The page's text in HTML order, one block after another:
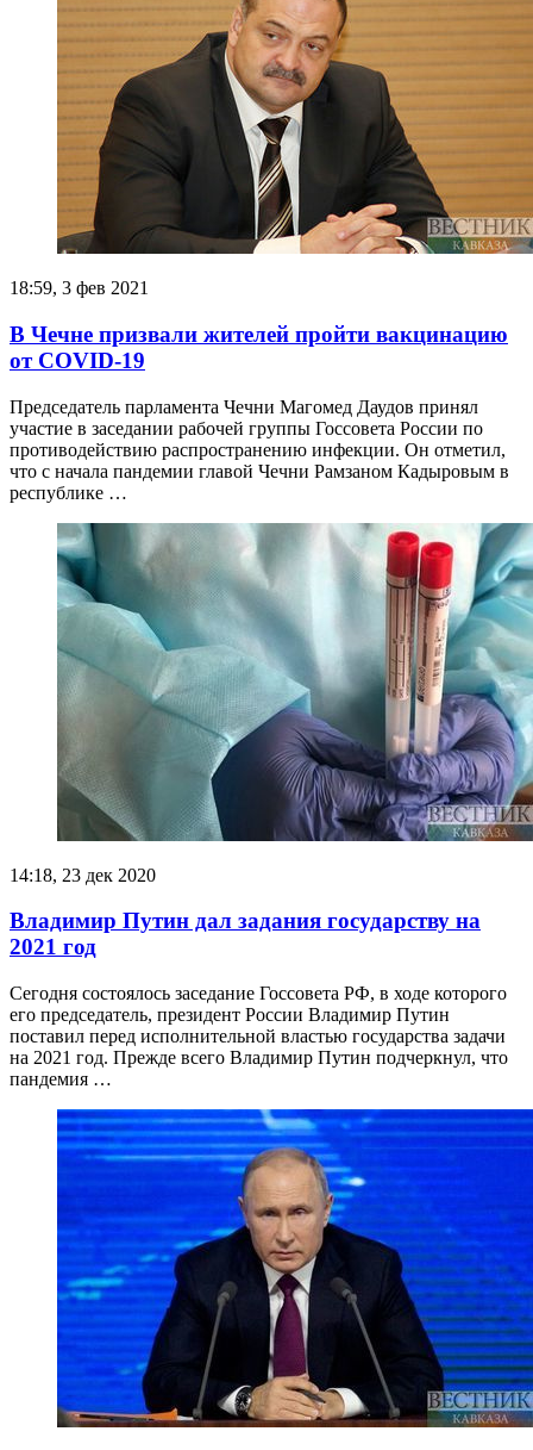
18:59, 3 фев 2021
В Чечне призвали жителей пройти вакцинацию
от COVID-19
Председатель парламента Чечни Магомед Даудов принял
участие в заседании рабочей группы Госсовета России по
противодействию распространению инфекции. Он отметил,
что с начала пандемии главой Чечни Рамзаном Кадыровым в
республике …
14:18, 23 дек 2020
Владимир Путин дал задания государству на
2021 год
Сегодня состоялось заседание Госсовета РФ, в ходе которого
его председатель, президент России Владимир Путин
поставил перед исполнительной властью государства задачи
на 2021 год. Прежде всего Владимир Путин подчеркнул, что
пандемия …